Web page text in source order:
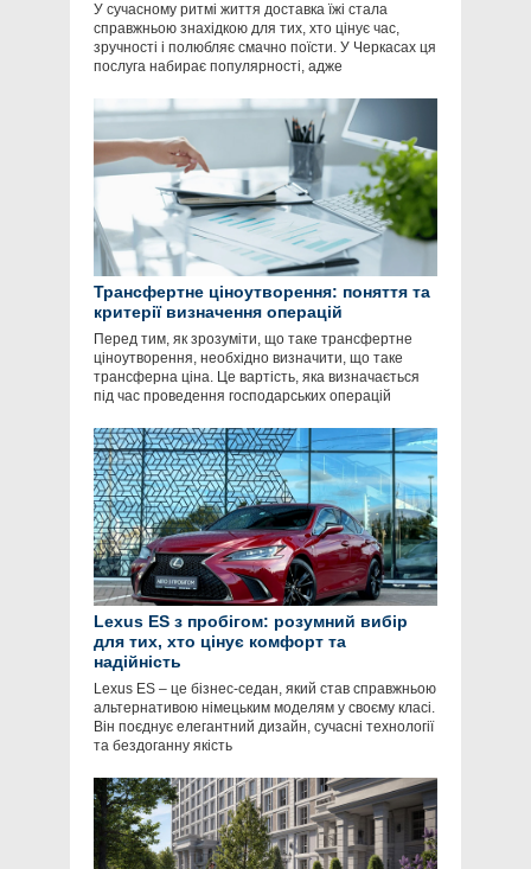
У сучасному ритмі життя доставка їжі стала
справжньою знахідкою для тих, хто цінує час,
зручності і полюбляє смачно поїсти. У Черкасах ця
послуга набирає популярності, адже
Трансфертне ціноутворення: поняття та
критерії визначення операцій
Перед тим, як зрозуміти, що таке трансфертне
ціноутворення, необхідно визначити, що таке
трансферна ціна. Це вартість, яка визначається
під час проведення господарських операцій
Lexus ES з пробігом: розумний вибір
для тих, хто цінує комфорт та
надійність
Lexus ES – це бізнес-седан, який став справжньою
альтернативою німецьким моделям у своєму класі.
Він поєднує елегантний дизайн, сучасні технології
та бездоганну якість